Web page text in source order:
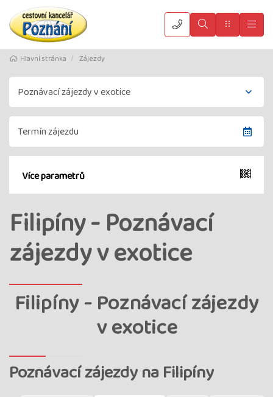
VyhledatMenu
Hlavní stránka Zájezdy
Více parametrů
Filipíny - Poznávací
zájezdy v exotice
Filipíny - Poznávací zájezdy
v exotice
Poznávací zájezdy na Filipíny